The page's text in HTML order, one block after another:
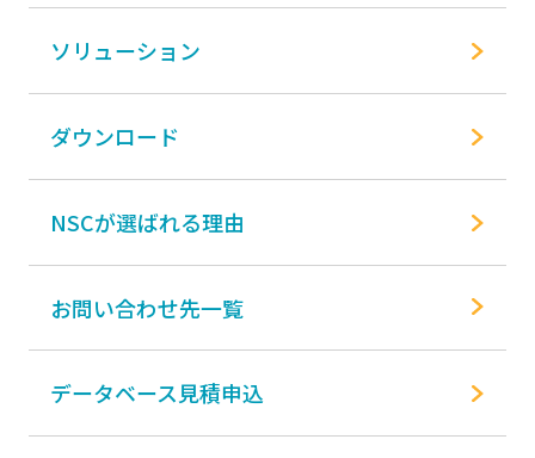
ソリューション
ダウンロード
NSCが選ばれる理由
お問い合わせ先一覧
データベース見積申込